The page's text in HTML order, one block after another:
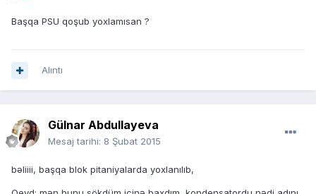
Başqa PSU qoşub yoxlamısan ?
Alıntı
Gülnar Abdullayeva
Mesaj tarihi: 8 Şubat 2015
bəliiii, başqa blok pitaniyalarda yoxlanılıb,